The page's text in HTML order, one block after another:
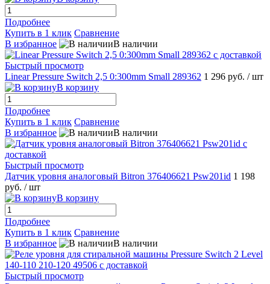
Подробнее
Купить в 1 клик Сравнение
В избранное
В наличии
Быстрый просмотр
Linear Pressure Switch 2,5 0:300mm Small 289362 1 296 руб. / шт
В корзину
Подробнее
Купить в 1 клик Сравнение
В избранное
В наличии
Быстрый просмотр
Датчик уровня аналоговый Bitron 376406621 Psw201id 1 198
руб. / шт
В корзину
Подробнее
Купить в 1 клик Сравнение
В избранное
В наличии
Быстрый просмотр